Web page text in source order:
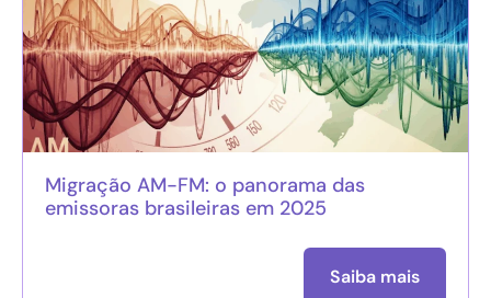
Migração AM-FM: o panorama das
emissoras brasileiras em 2025
Saiba mais